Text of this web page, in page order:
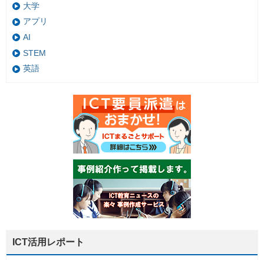
大学
アプリ
AI
STEM
英語
ICT活用レポート